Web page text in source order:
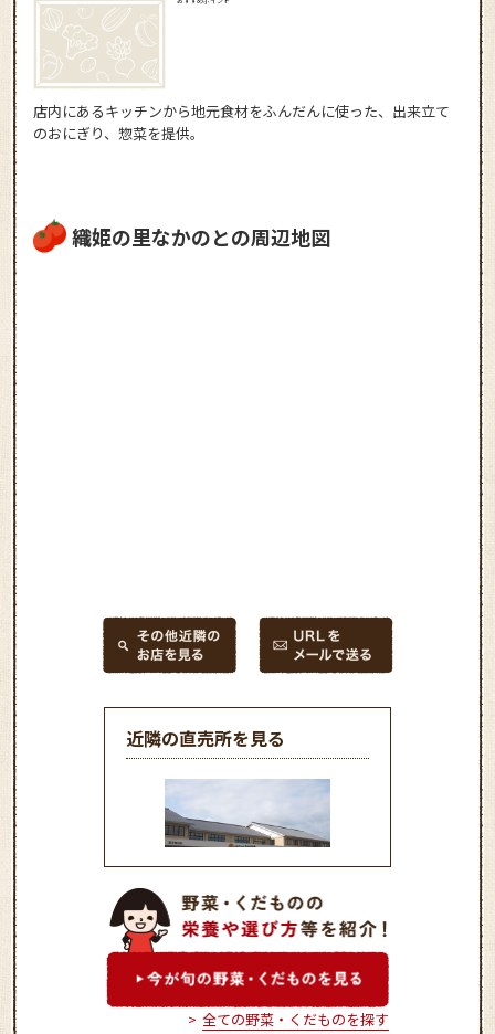
店内にあるキッチンから地元食材をふんだんに使った、出来立て
のおにぎり、惣菜を提供。
織姫の里なかのとの周辺地図
近隣の直売所を見る
ＪＡグリーン わかばの里
全ての野菜・くだものを探す